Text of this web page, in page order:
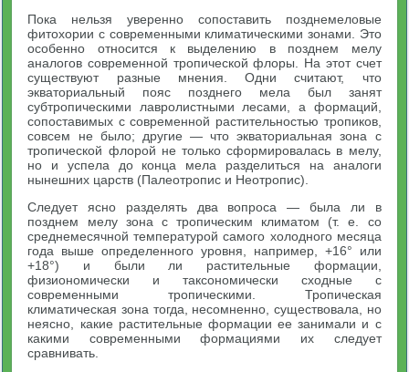
Пока нельзя уверенно сопоставить позднемеловые
фитохории с современными климатическими зонами. Это
особенно относится к выделению в позднем мелу
аналогов современной тропической флоры. На этот счет
существуют разные мнения. Одни считают, что
экваториальный пояс позднего мела был занят
субтропическими лавролистными лесами, а формаций,
сопоставимых с современной растительностью тропиков,
совсем не было; другие — что экваториальная зона с
тропической флорой не только сформировалась в мелу,
но и успела до конца мела разделиться на аналоги
нынешних царств (Палеотропис и Неотропис).
Следует ясно разделять два вопроса — была ли в
позднем мелу зона с тропическим климатом (т. е. со
среднемесячной температурой самого холодного месяца
года выше определенного уровня, например, +16° или
+18°) и были ли растительные формации,
физиономически и таксономически сходные с
современными тропическими. Тропическая
климатическая зона тогда, несомненно, существовала, но
неясно, какие растительные формации ее занимали и с
какими современными формациями их следует
сравнивать.